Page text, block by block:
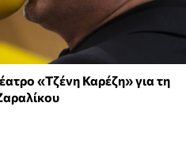
«Τζένη Καρέζη» για τη